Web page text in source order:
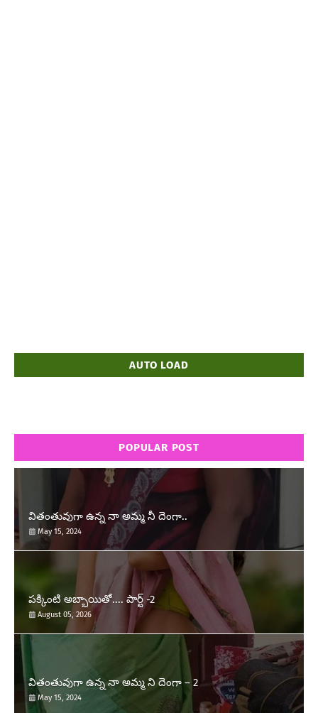
AUTO LOAD
POPULAR POST
వితంతువుగా ఉన్న నా అమ్మ నీ దెంగా..
May 15, 2024
పక్కింటి అబ్బాయితో.... పార్ట్ -2
August 05, 2026
వితంతువుగా ఉన్న నా అమ్మ ని దెంగా – 2
May 15, 2024